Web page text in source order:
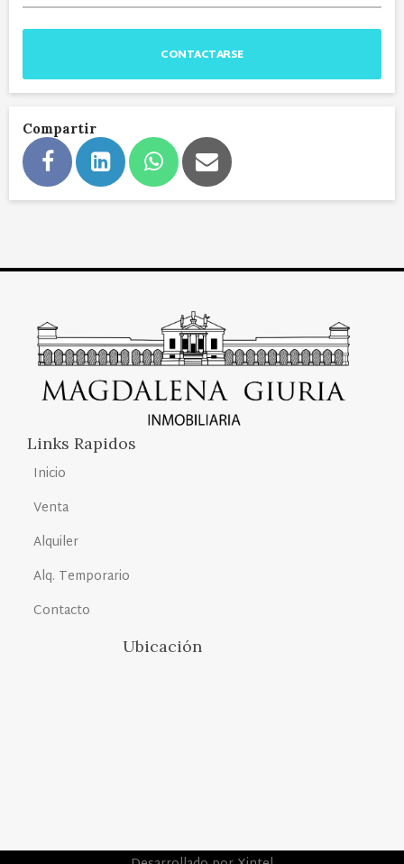
CONTACTARSE
Compartir
Links Rapidos
Inicio
Venta
Alquiler
Alq. Temporario
Contacto
Ubicación